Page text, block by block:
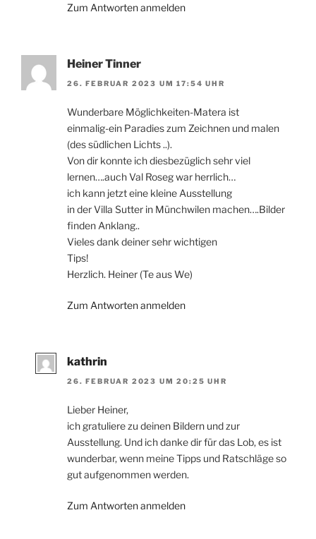
Zum Antworten anmelden
Heiner Tinner
26. FEBRUAR 2023 UM 17:54 UHR
Wunderbare Möglichkeiten-Matera ist
einmalig-ein Paradies zum Zeichnen und malen
(des südlichen Lichts ..).
Von dir konnte ich diesbezüglich sehr viel
lernen….auch Val Roseg war herrlich…
ich kann jetzt eine kleine Ausstellung
in der Villa Sutter in Münchwilen machen….Bilder
finden Anklang..
Vieles dank deiner sehr wichtigen
Tips!
Herzlich. Heiner (Te aus We)
Zum Antworten anmelden
kathrin
26. FEBRUAR 2023 UM 20:25 UHR
Lieber Heiner,
ich gratuliere zu deinen Bildern und zur
Ausstellung. Und ich danke dir für das Lob, es ist
wunderbar, wenn meine Tipps und Ratschläge so
gut aufgenommen werden.
Zum Antworten anmelden